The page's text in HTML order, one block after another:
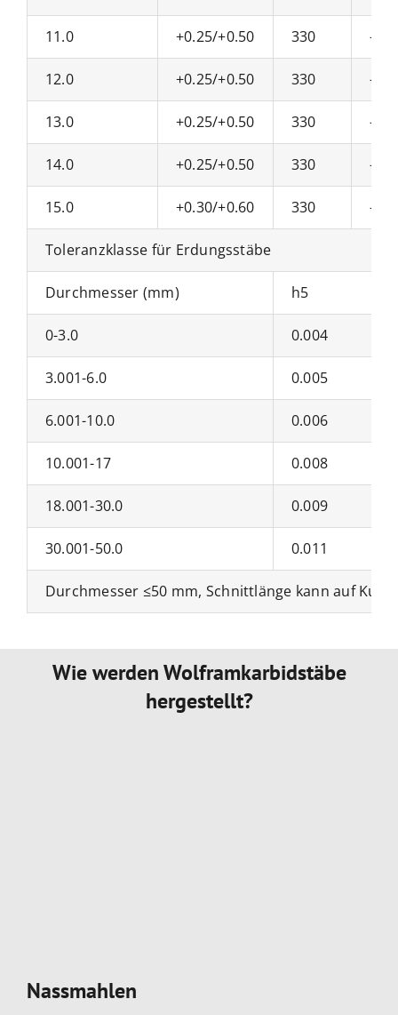
11.0 +0.25/+0.50 330 -0/
12.0 +0.25/+0.50 330 -0/
13.0 +0.25/+0.50 330 -0/
14.0 +0.25/+0.50 330 -0/
15.0 +0.30/+0.60 330 -0/
Toleranzklasse für Erdungsstäbe
Durchmesser (mm) h5
0-3.0 0.004
3.001-6.0 0.005
6.001-10.0 0.006
10.001-17 0.008
18.001-30.0 0.009
30.001-50.0 0.011
Durchmesser ≤50 mm, Schnittlänge kann auf
Wie werden Wolframkarbidstäbe
hergestellt?
Nassmahlen